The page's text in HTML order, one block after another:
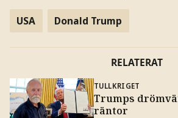
USA Donald Trump
RELATERAT
TULLKRIGET
Trumps
räntor